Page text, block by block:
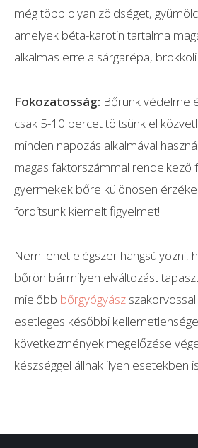
még több olyan zöldséget,
amelyek béta-karotin tartalma
alkalmas erre a sárgarépa,
Fokozatosság: Bőrünk védelme
csak 5-10 percet töltsünk el
minden napozás alkalmával
magas faktorszámmal rendelkező
gyermekek bőre különösen
fordítsunk kiemelt figyelmet!
Nem lehet elégszer hangsúlyozni,
bőrön bármilyen elváltozást
mielőbb bőrgyógyász
esetleges későbbi
következmények megelőzése
készséggel állnak ilyen esetekben